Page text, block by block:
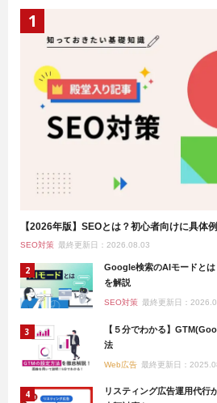
【2026年版】SEOとは？初心者向けに具体
SEO対策 最終更新日：2026.08.03
Google検索のAIモードと
を解説
SEO対策 最終更新日：
【５分でわかる】
法
Web広告 最終更新日：
リスティング広告運用代行